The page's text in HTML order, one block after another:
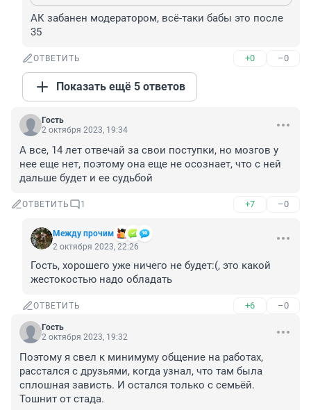
АК забанен модератором, всё-таки бабы это после
35
ОТВЕТИТЬ +0 –0
Показать ещё 5 ответов
Гость
2 октября 2023, 19:34
А все, 14 лет отвечай за свои поступки, но мозгов у
нее еще нет, поэтому она еще не осознает, что с ней
дальше будет и ее судьбой
ОТВЕТИТЬ 1 +7 –0
Между прочим
2 октября 2023, 22:26
Гость, хорошего уже ничего не будет:(, это какой
жестокостью надо обладать
ОТВЕТИТЬ +6 –0
Гость
2 октября 2023, 19:32
Поэтому я свел к минимуму общение на работах,
расстался с друзьями, когда узнал, что там была
сплошная зависть. И остался только с семьëй.
Тошнит от стада.